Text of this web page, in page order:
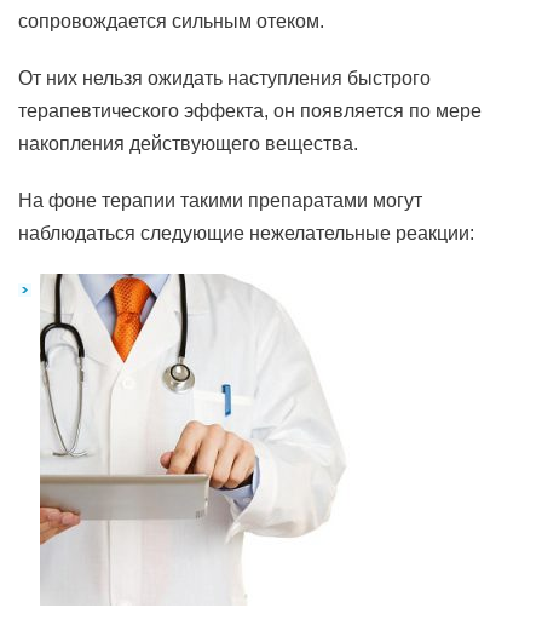
сопровождается сильным отеком.
От них нельзя ожидать наступления быстрого
терапевтического эффекта, он появляется по мере
накопления действующего вещества.
На фоне терапии такими препаратами могут
наблюдаться следующие нежелательные реакции: